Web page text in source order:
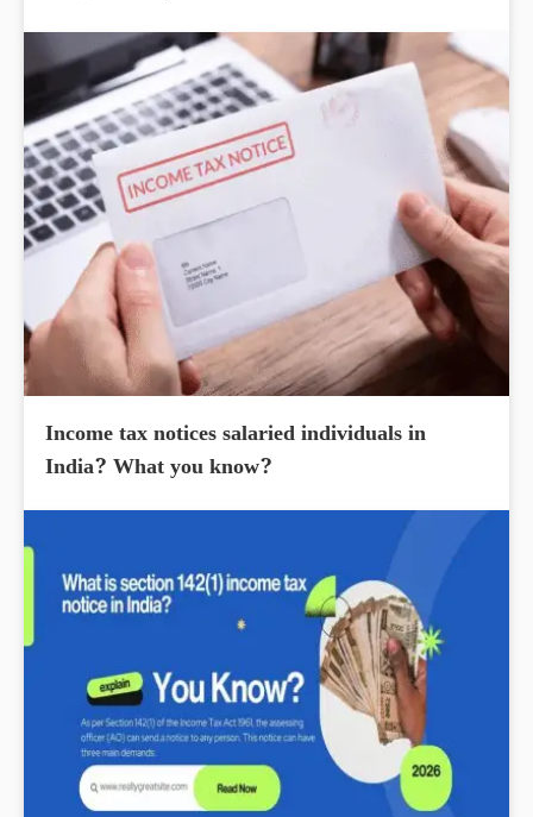
Income tax notices salaried individuals in
India? What you know?